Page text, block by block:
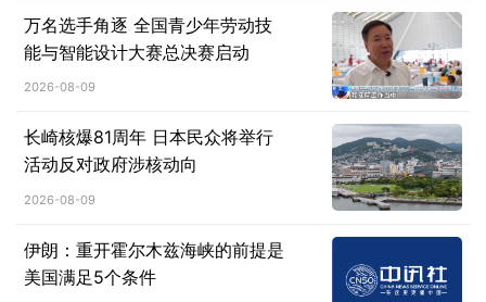
万名选手角逐 全国青少年劳动技
能与智能设计大赛总决赛启动
2026-08-09
长崎核爆81周年 日本民众将举行
活动反对政府涉核动向
2026-08-09
伊朗：重开霍尔木兹海峡的前提是
美国满足5个条件